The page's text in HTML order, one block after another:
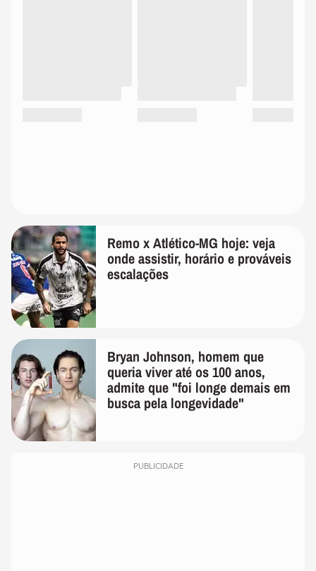
Remo x Atlético-MG hoje: veja
onde assistir, horário e prováveis
escalações
Bryan Johnson, homem que
queria viver até os 100 anos,
admite que "foi longe demais em
busca pela longevidade"
PUBLICIDADE